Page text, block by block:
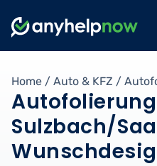
Home / Auto & KFZ /
Sulzbach/